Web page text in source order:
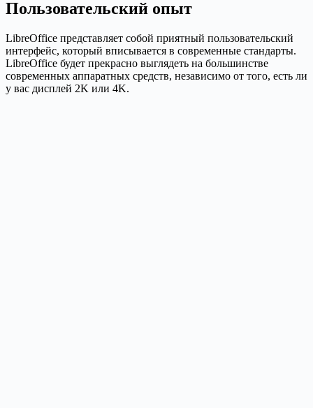
Пользовательский опыт
LibreOffice представляет собой приятный пользовательский
интерфейс, который вписывается в современные стандарты.
LibreOffice будет прекрасно выглядеть на большинстве
современных аппаратных средств, независимо от того, есть ли
у вас дисплей 2K или 4K.